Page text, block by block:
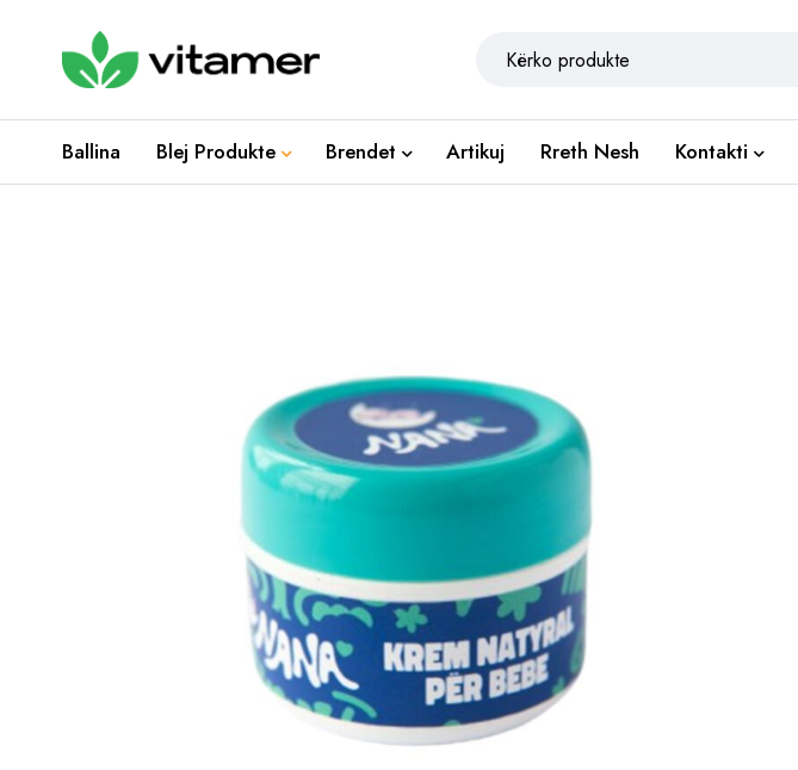
Ballina Blej Produkte Brendet Artikuj Rreth Nesh Kontakti